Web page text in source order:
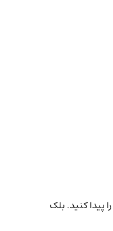
را پیدا کنید. بلک